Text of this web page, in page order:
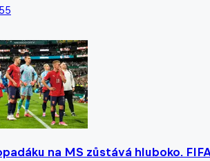
na MS zůstává hluboko.